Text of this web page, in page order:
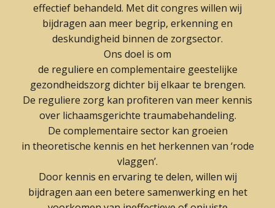
effectief behandeld. Met dit congres willen wij
bijdragen aan meer begrip, erkenning en
deskundigheid binnen de zorgsector.
Ons doel is om
de reguliere en complementaire geestelijke
gezondheidszorg dichter bij elkaar te brengen.
De reguliere zorg kan profiteren van meer kennis
over lichaamsgerichte traumabehandeling.
De complementaire sector kan groeien
in theoretische kennis en het herkennen van ‘rode
vlaggen’.
Door kennis en ervaring te delen, willen wij
bijdragen aan een betere samenwerking en het